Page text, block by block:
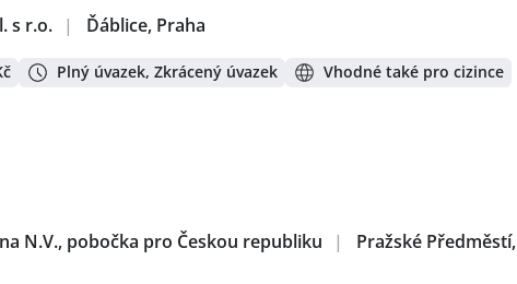
s r.o. | Ďáblice, Praha
Plný úvazek, Zkrácený úvazek Vhodné také pro cizince
N.V., pobočka pro Českou republiku |
Pražské Předměstí,